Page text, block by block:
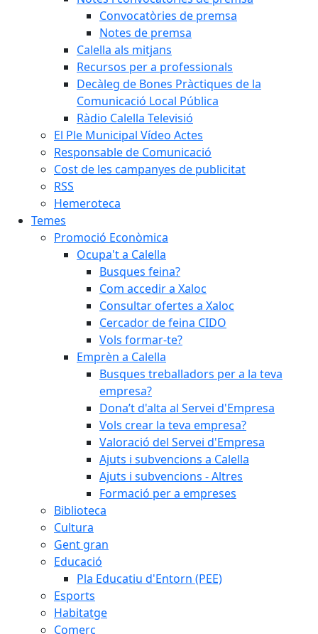
Convocatòries de premsa
Notes de premsa
Calella als mitjans
Recursos per a professionals
Decàleg de Bones Pràctiques de la
Comunicació Local Pública
Ràdio Calella Televisió
El Ple Municipal Vídeo Actes
Responsable de Comunicació
Cost de les campanyes de publicitat
RSS
Hemeroteca
Temes
Promoció Econòmica
Ocupa't a Calella
Busques feina?
Com accedir a Xaloc
Consultar ofertes a Xaloc
Cercador de feina CIDO
Vols formar-te?
Emprèn a Calella
Busques treballadors per a la teva
empresa?
Dona’t d'alta al Servei d'Empresa
Vols crear la teva empresa?
Valoració del Servei d'Empresa
Ajuts i subvencions a Calella
Ajuts i subvencions - Altres
Formació per a empreses
Biblioteca
Cultura
Gent gran
Educació
Pla Educatiu d'Entorn (PEE)
Esports
Habitatge
Comerç